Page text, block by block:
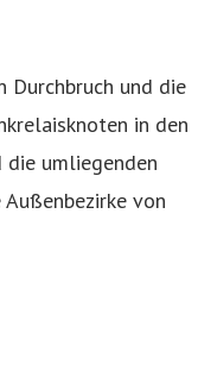
Durchbruch und die
in den
die umliegenden
von